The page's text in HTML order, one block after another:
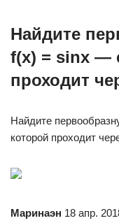
Найдите
f(x) = sinx —
проходит
Найдите
которой проходит
Маринаэн 18 апр.